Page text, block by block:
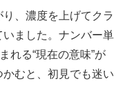
、濃度を上げてクラ
ました。ナンバー単
れる“現在の意味”が
むと、初見でも迷い